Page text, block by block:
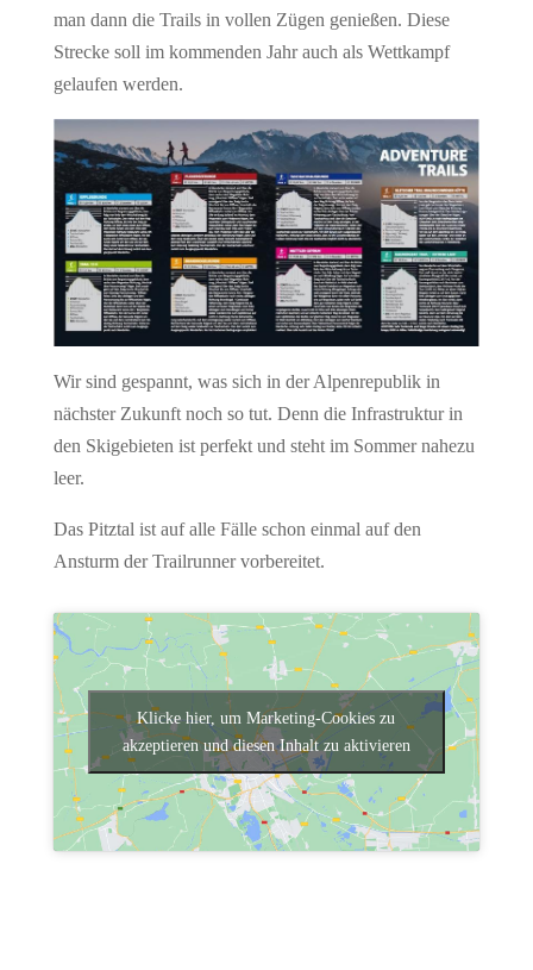
man dann die Trails in vollen Zügen genießen. Diese
Strecke soll im kommenden Jahr auch als Wettkampf
gelaufen werden.
Wir sind gespannt, was sich in der Alpenrepublik in
nächster Zukunft noch so tut. Denn die Infrastruktur in
den Skigebieten ist perfekt und steht im Sommer nahezu
leer.
Das Pitztal ist auf alle Fälle schon einmal auf den
Ansturm der Trailrunner vorbereitet.
Klicke hier, um Marketing-Cookies zu
akzeptieren und diesen Inhalt zu aktivieren